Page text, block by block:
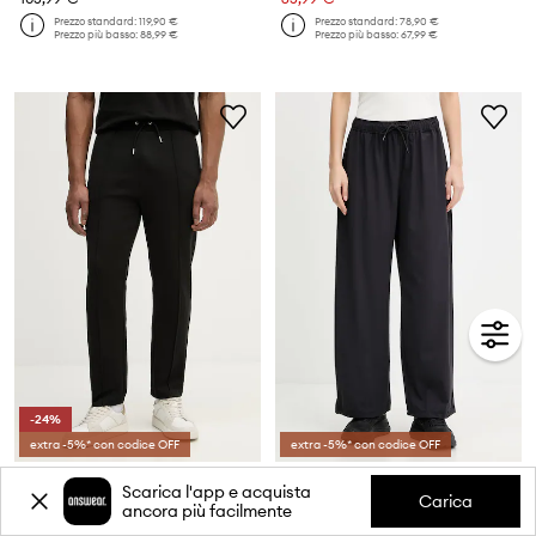
Prezzo standard:119,90 €
Prezzo più basso:88,99 €
Prezzo standard:78,90 €
Prezzo più basso:67,99 €
-24%
extra -5%* con codice OFF
Prezzo attuale:
37,99 €
extra -5%* con codice OFF
Guess pantaloni NAT
Prezzo attuale:
55,99 €
Prezzo standard:89,90 €
Scarica l'app e acquista
ancora più facilmente
Carica